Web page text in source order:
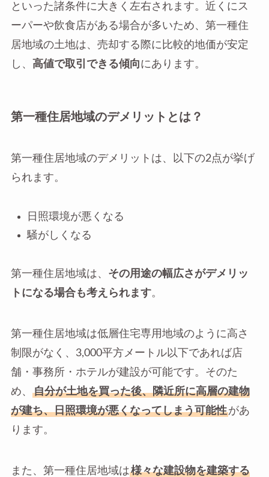
といった諸条件に大きく左右されます。近くにス
ーパーや飲食店がある場合が多いため、第一種住
居地域の土地は、売却する際に比較的地価が安定
し、 高値で取引できる傾向にあります。
第一種住居地域のデメリットとは？
第一種住居地域のデメリットは、以下の2点が挙げ
られます。
日照環境が悪くなる
騒がしくなる
第一種住居地域は、 その用途の幅広さがデメリッ
トになる場合も考えられます。
第一種住居地域は低層住宅専用地域のように高さ
制限がなく、3,000平方メートル以下であれば店
舗・事務所・ホテルが建設が可能です。そのた
め、
自分が土地を買った後、隣近所に高層の建物
が建ち、日照環境が悪くなってしまう可能性があ
ります。
また、第一種住居地域は様々な建設物を建築する